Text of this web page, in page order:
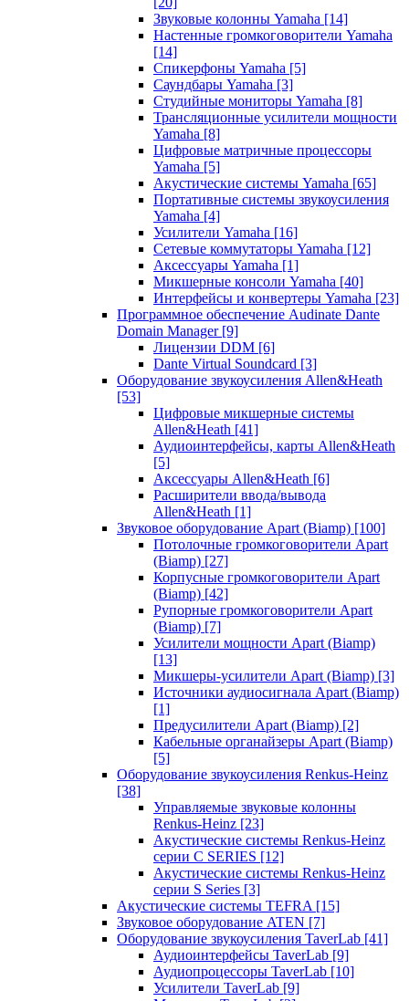
Звуковые колонны Yamaha [14]
Настенные громкоговорители Yamaha
[14]
Спикерфоны Yamaha [5]
Саундбары Yamaha [3]
Студийные мониторы Yamaha [8]
Трансляционные усилители мощности
Yamaha [8]
Цифровые матричные процессоры
Yamaha [5]
Акустические системы Yamaha [65]
Портативные системы звукоусиления
Yamaha [4]
Усилители Yamaha [16]
Сетевые коммутаторы Yamaha [12]
Аксессуары Yamaha [1]
Микшерные консоли Yamaha [40]
Интерфейсы и конвертеры Yamaha [23]
Программное обеспечение Audinate Dante
Domain Manager [9]
Лицензии DDM [6]
Dante Virtual Soundcard [3]
Оборудование звукоусиления Allen&Heath
[53]
Цифровые микшерные системы
Allen&Heath [41]
Аудиоинтерфейсы, карты Allen&Heath
[5]
Аксессуары Allen&Heath [6]
Расширители ввода/вывода
Allen&Heath [1]
Звуковое оборудование Apart (Biamp) [100]
Потолочные громкоговорители Apart
(Biamp) [27]
Корпусные громкоговорители Apart
(Biamp) [42]
Рупорные громкоговорители Apart
(Biamp) [7]
Усилители мощности Apart (Biamp)
[13]
Микшеры-усилители Apart (Biamp) [3]
Источники аудиосигнала Apart (Biamp)
[1]
Предусилители Apart (Biamp) [2]
Кабельные органайзеры Apart (Biamp)
[5]
Оборудование звукоусиления Renkus-Heinz
[38]
Управляемые звуковые колонны
Renkus-Heinz [23]
Акустические системы Renkus-Heinz
серии C SERIES [12]
Акустические системы Renkus-Heinz
серии S Series [3]
Акустические системы TEFRA [15]
Звуковое оборудование ATEN [7]
Оборудование звукоусиления TaverLab [41]
Аудиоинтерфейсы TaverLab [9]
Аудиопроцессоры TaverLab [10]
Усилители TaverLab [9]